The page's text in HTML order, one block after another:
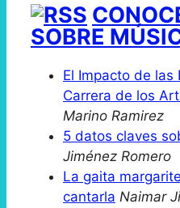
SOBRE
El Impacto de las
Carrera de los
Marino Ramirez
5 datos claves
Jiménez Romero
La gaita
cantarla Naimar